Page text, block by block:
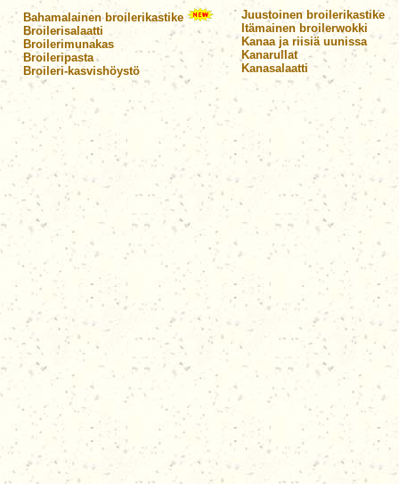
Bahamalainen broilerikastike
Broilerisalaatti
Broilerimunakas
Broileripasta
Broileri-kasvishöystö
Juustoinen broilerikastike
Itämainen broilerwokki
Kanaa ja riisiä uunissa
Kanarullat
Kanasalaatti